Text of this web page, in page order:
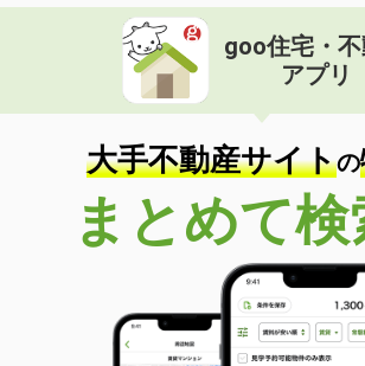
goo住宅・
アプリ
大手不動産サイトの
まとめて検